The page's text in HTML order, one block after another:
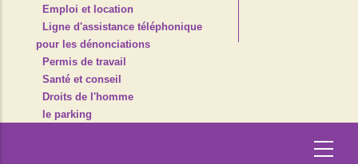
Emploi et location
Ligne d'assistance téléphonique
pour les dénonciations
Permis de travail
Santé et conseil
Droits de l'homme
le parking